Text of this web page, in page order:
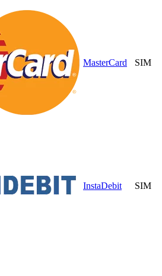
MasterCard SIM
InstaDebit SIM